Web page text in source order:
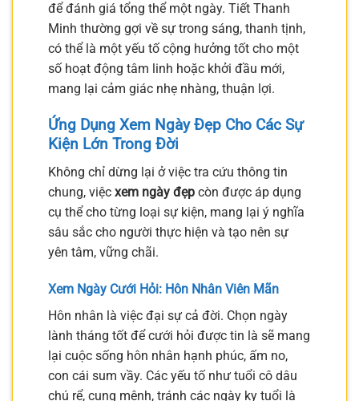
để đánh giá tổng thể một ngày. Tiết Thanh
Minh thường gợi về sự trong sáng, thanh tịnh,
có thể là một yếu tố cộng hưởng tốt cho một
số hoạt động tâm linh hoặc khởi đầu mới,
mang lại cảm giác nhẹ nhàng, thuận lợi.
Ứng Dụng Xem Ngày Đẹp Cho Các Sự
Kiện Lớn Trong Đời
Không chỉ dừng lại ở việc tra cứu thông tin
chung, việc xem ngày đẹp còn được áp dụng
cụ thể cho từng loại sự kiện, mang lại ý nghĩa
sâu sắc cho người thực hiện và tạo nên sự
yên tâm, vững chãi.
Xem Ngày Cưới Hỏi: Hôn Nhân Viên Mãn
Hôn nhân là việc đại sự cả đời. Chọn ngày
lành tháng tốt để cưới hỏi được tin là sẽ mang
lại cuộc sống hôn nhân hạnh phúc, ấm no,
con cái sum vầy. Các yếu tố như tuổi cô dâu
chú rể, cung mệnh, tránh các ngày kỵ tuổi là